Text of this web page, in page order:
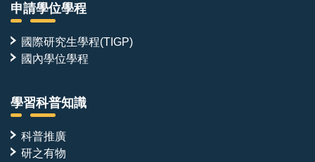
申請學位學程
國際研究生學程(TIGP)
國內學位學程
學習科普知識
科普推廣
研之有物